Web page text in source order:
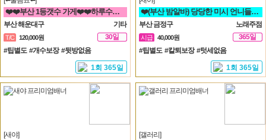
❤️❤️부산 1등갯수 가게❤️❤️하루수입 고수익 가능❤️❤️
부산 해운대구 기타
T/C 120,000원
30일
#팁별도 #개수보장 #뒷방없음
1회 365일
❤️(부산 밤알바) 당당한 미시 언니들 구함❤️동래 노래방알바
부산 금정구 노래주점
시급 40,000원
365일
#팁별도 #칼퇴보장 #텃세없음
1회 365일
[새야] [갤러리]